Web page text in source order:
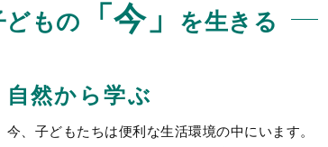
どもの 「今」 を生きる
自然から学ぶ
今、子どもたちは便利な生活環境の中にいます。